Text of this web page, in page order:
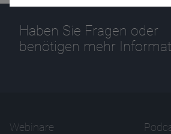
Haben Sie Fragen oder
benötigen mehr
Webinare
Ablauf